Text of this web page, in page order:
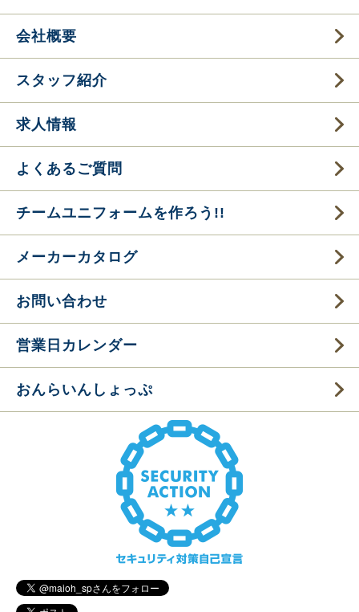
会社概要
スタッフ紹介
求人情報
よくあるご質問
チームユニフォームを作ろう!!
メーカーカタログ
お問い合わせ
営業日カレンダー
おんらいんしょっぷ